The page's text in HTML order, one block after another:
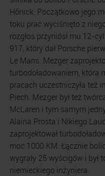
Hönick. Początkowo jego
toku prac wyciśnięto z
rozgłos przyniósł mu 12-
917, który dał Porsche
Le Mans. Mezger
turbodoładowaniem, która
pracach uczestniczyła też
Piech. Mezger był też
McLaren i tym samym
Alaina Prosta i Nikiego
zaprojektował
moc 1000 KM. Łącznie
wygrały 25 wyścigów i był
niemieckiego inżyniera.